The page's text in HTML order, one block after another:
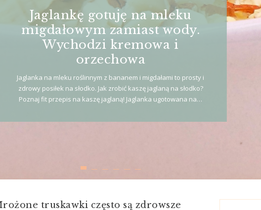
Jaglankę gotuję na mleku
migdałowym zamiast wody.
Wychodzi kremowa i
orzechowa
Jaglanka na mleku roślinnym z bananem i migdałami to prosty i
zdrowy posiłek na słodko. Jak zrobić kaszę jaglaną na słodko?
Poznaj fit przepis na kaszę jaglaną! Jaglanka ugotowana na…
truskawki często są zdrowsze